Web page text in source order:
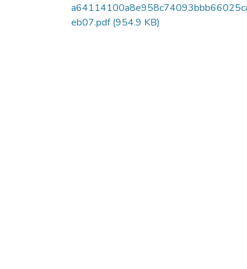
eb07.pdf(954.9 KB)